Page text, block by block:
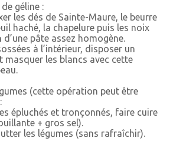
géline :
les dés de Sainte-Maure, le beurre
haché, la chapelure puis les noix
d’une pâte assez homogène.
à l’intérieur, disposer un
masquer les blancs avec cette
(cette opération peut être
épluchés et tronçonnés, faire cuire
+ gros sel).
les légumes (sans rafraîchir).